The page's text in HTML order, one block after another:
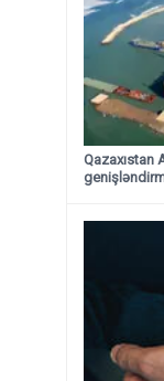
Qazaxıstan